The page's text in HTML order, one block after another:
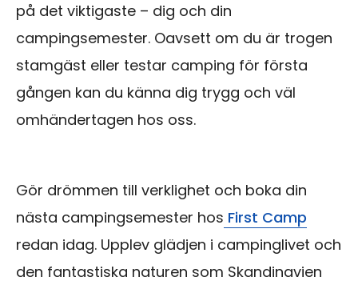
på det viktigaste – dig och din
campingsemester. Oavsett om du är trogen
stamgäst eller testar camping för första
gången kan du känna dig trygg och väl
omhändertagen hos oss.
Gör drömmen till verklighet och boka din
nästa campingsemester hos First Camp
redan idag. Upplev glädjen i campinglivet och
den fantastiska naturen som Skandinavien